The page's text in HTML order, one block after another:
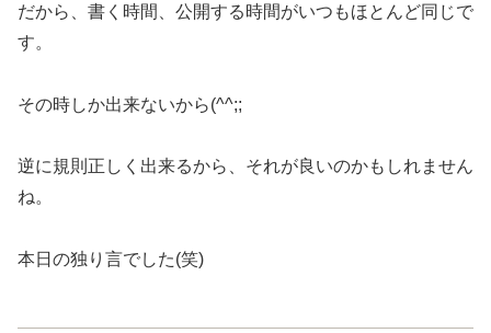
だから、書く時間、公開する時間がいつもほとんど同じで
す。
その時しか出来ないから(^^;;
逆に規則正しく出来るから、それが良いのかもしれません
ね。
本日の独り言でした(笑)